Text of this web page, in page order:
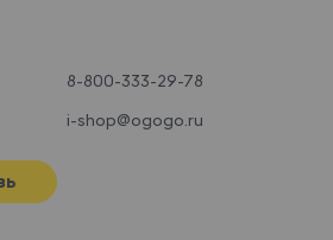
8-800-333-29-78
i-shop@ogogo.ru